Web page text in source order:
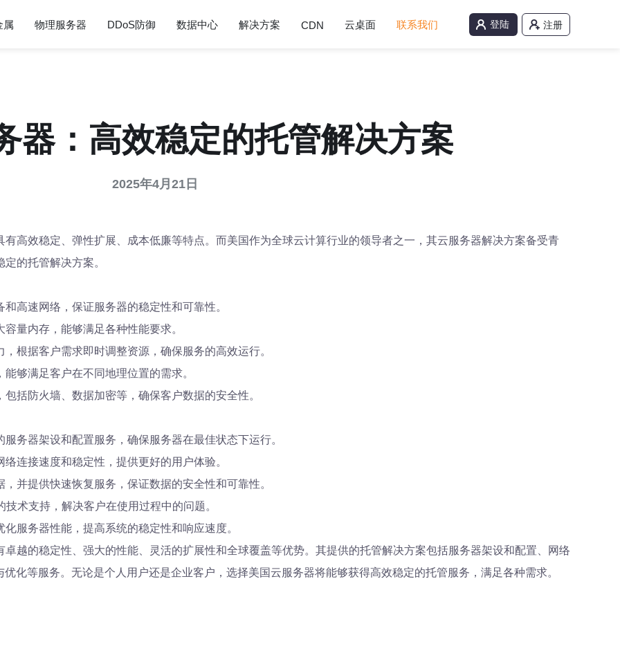
属 物理服务器 DDoS防御 数据中心 解决方案 CDN 云桌面 联系我们 登陆 注册
器：高效稳定的托管解决方案
2025年4月21日
高效稳定、弹性扩展、成本低廉等特点。而美国作为全球云计算行业的领导者之一，其云服务器解决方案备受青
的托管解决方案。
高速网络，保证服务器的稳定性和可靠性。
量内存，能够满足各种性能要求。
根据客户需求即时调整资源，确保服务的高效运行。
够满足客户在不同地理位置的需求。
括防火墙、数据加密等，确保客户数据的安全性。
务器架设和配置服务，确保服务器在最佳状态下运行。
连接速度和稳定性，提供更好的用户体验。
并提供快速恢复服务，保证数据的安全性和可靠性。
术支持，解决客户在使用过程中的问题。
服务器性能，提高系统的稳定性和响应速度。
越的稳定性、强大的性能、灵活的扩展性和全球覆盖等优势。其提供的托管解决方案包括服务器架设和配置、网络
化等服务。无论是个人用户还是企业客户，选择美国云服务器将能够获得高效稳定的托管服务，满足各种需求。